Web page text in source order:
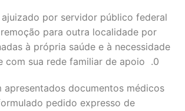
por servidor público federal
para outra localidade por
à própria saúde e à necessidade
com sua rede familiar de apoio .0
apresentados documentos médicos
pedido expresso de